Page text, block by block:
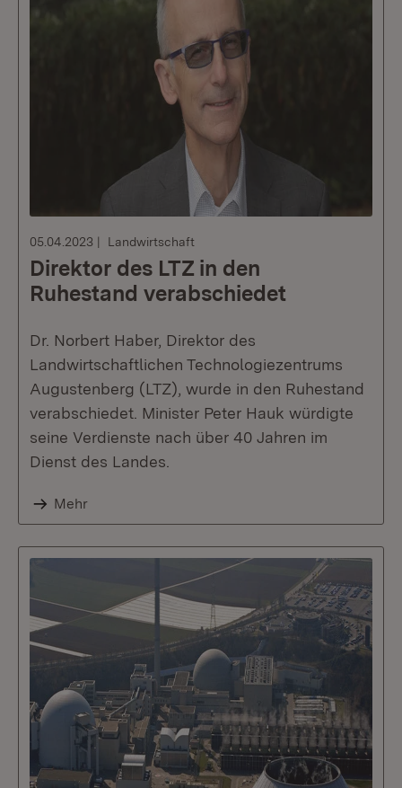
05.04.2023 Landwirtschaft
Direktor des LTZ in den
Ruhestand verabschiedet
Dr. Norbert Haber, Direktor des
Landwirtschaftlichen Technologiezentrums
Augustenberg (LTZ), wurde in den Ruhestand
verabschiedet. Minister Peter Hauk würdigte
seine Verdienste nach über 40 Jahren im
Dienst des Landes.
Mehr